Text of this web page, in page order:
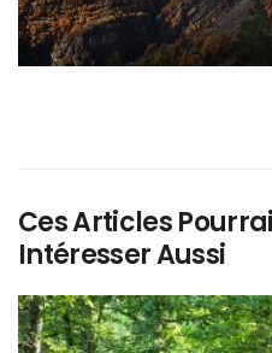
Ces Articles
Intéresser Aussi